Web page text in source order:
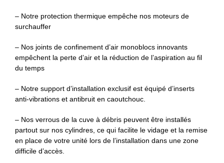
– Notre protection thermique empêche nos moteurs de
surchauffer
– Nos joints de confinement d’air monoblocs innovants
empêchent la perte d’air et la réduction de l’aspiration au fil
du temps
– Notre support d’installation exclusif est équipé d’inserts
anti-vibrations et antibruit en caoutchouc.
– Nos verrous de la cuve à débris peuvent être installés
partout sur nos cylindres, ce qui facilite le vidage et la remise
en place de votre unité lors de l’installation dans une zone
difficile d’accès.